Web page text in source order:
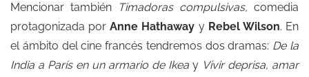
Mencionar también Timadoras compulsivas, comedia
protagonizada porAnne Hathaway y Rebel Wilson. En
el ámbito del cine francés tendremos dos dramas: De la
India a París en un armario de Ikea y Vivir deprisa, amar